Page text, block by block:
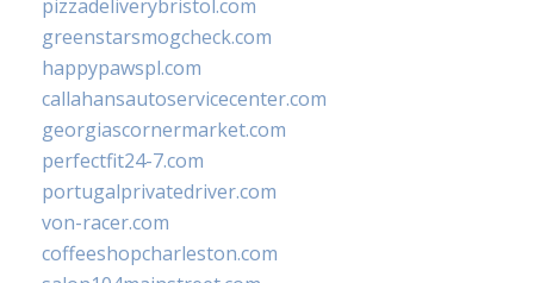
pizzadeliverybristol.com
greenstarsmogcheck.com
happypawspl.com
callahansautoservicecenter.com
georgiascornermarket.com
perfectfit24-7.com
portugalprivatedriver.com
von-racer.com
coffeeshopcharleston.com